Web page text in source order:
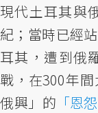
現代土耳其與
紀；當時已經
耳其，遭到俄
戰，在300年
俄興」的 「恩